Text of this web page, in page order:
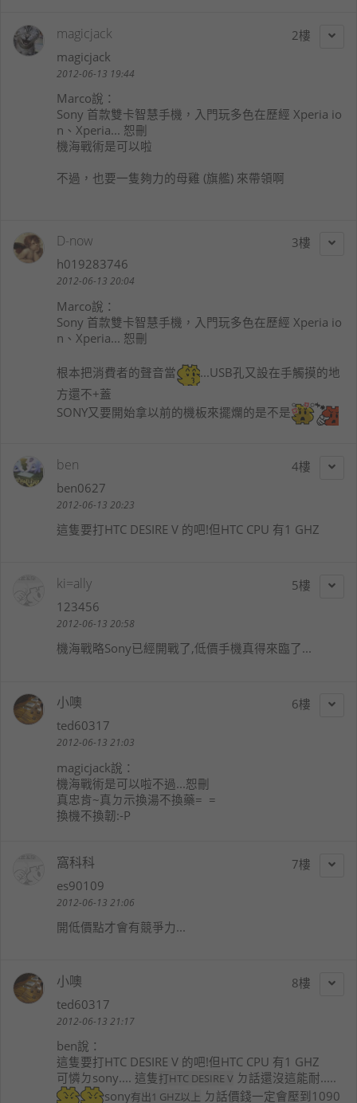
2
magicjack
magicjack
2012-06-13 19:44
Marco說：
Sony 首款雙卡智慧手機，入門玩多色在歷經 Xperia io
n、Xperia... 恕刪
機海戰術是可以啦
不過，也要一隻夠力的母雞 (旗艦) 來帶領啊
3
D-now
h019283746
2012-06-13 20:04
Marco說：
Sony 首款雙卡智慧手機，入門玩多色在歷經 Xperia io
n、Xperia... 恕刪
根本把消費者的聲音當
...USB孔又設在手觸摸的地
方還不+蓋
SONY又要開始拿以前的機板來擺爛的是不是
4
ben
ben0627
2012-06-13 20:23
這隻要打HTC DESIRE V 的吧!但HTC CPU 有1 GHZ
5
ki=ally
123456
2012-06-13 20:58
機海戰略Sony已經開戰了,低價手機真得來臨了...
6
小噢
ted60317
2012-06-13 21:03
magicjack說：
機海戰術是可以啦不過...恕刪
真忠肯~真ㄉ示換湯不換藥= =
換機不換韌:-P
7
窩科科
es90109
2012-06-13 21:06
開低價點才會有競爭力...
8
小噢
ted60317
2012-06-13 21:17
ben說：
這隻要打HTC DESIRE V 的吧!但HTC CPU 有1 GHZ
可憐ㄉsony.... 這隻打HTC DESIRE V ㄉ話還沒這能耐.....
sony有出1 GHZ以上 ㄉ話價錢一定會壓到1090